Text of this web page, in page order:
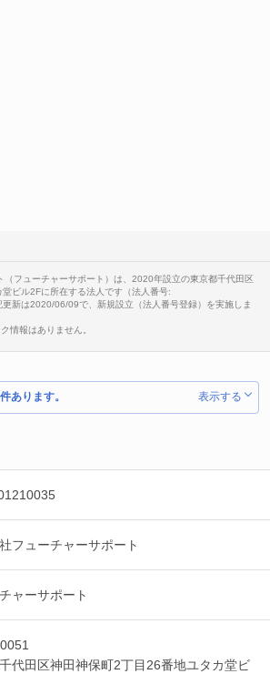
（フューチャーサポート）は、2020年設立の東京都千代田区
ビル2Fに所在する法人です（法人番号:
新は2020/06/09で、新規設立（法人番号登録）を実施しま
情報はありません。
あります。 表示する
フューチャーサポート
ャーサポート
千代田区神田神保町2丁目26番地ユタカ堂ビ